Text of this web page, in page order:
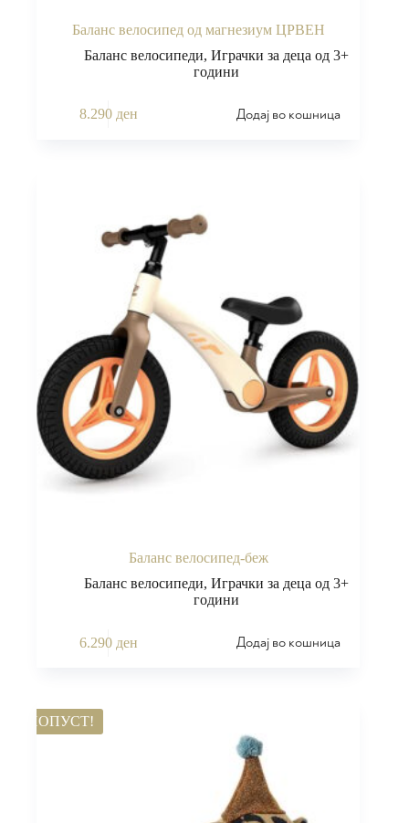
Баланс велосипед од магнезиум ЦРВЕН
Баланс велосипеди,Играчки за деца од 3+
години
8.290 ден Додај во кошница
Баланс велосипед-беж
Баланс велосипеди,Играчки за деца од 3+
години
6.290 ден Додај во кошница
ПОПУСТ!